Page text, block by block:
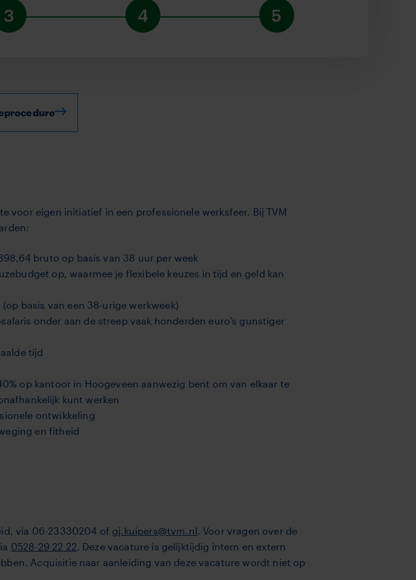
Stap
3
Stap
4
Stap
5
voor eigen initiatief in een professionele werksfeer. Bij TVM
bruto op basis van 38 uur per week
op, waarmee je flexibele keuzes in tijd en geld kan
basis van een 38-urige werkweek)
onder aan de streep vaak honderden euro’s gunstiger
tijd
op kantoor in Hoogeveen aanwezig bent om van elkaar te
kunt werken
ontwikkeling
en fitheid
via 06-23330204 of gj.kuipers@tvm.nl. Voor vragen over de
0528-29 22 22. Deze vacature is gelijktijdig intern en extern
Acquisitie naar aanleiding van deze vacature wordt niet op